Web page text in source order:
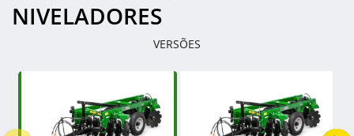
NIVELADORES
VERSÕES